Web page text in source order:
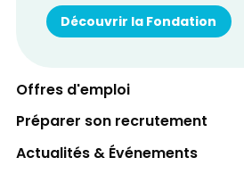
Découvrir la Fondation
Offres d'emploi
Préparer son recrutement
Actualités & Événements